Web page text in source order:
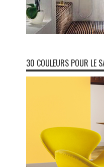
30 COULEURS POUR LE